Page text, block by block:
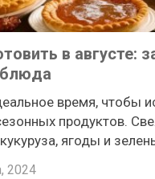
в августе:
время, чтобы
продуктов.
ягоды и
2024